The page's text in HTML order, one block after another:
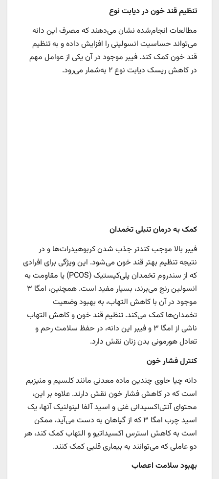
تنظیم قند خون در دیابت نوع
مطالعات انجام‌شده نشان می‌دهند که مصرف این دانه
می‌تواند حساسیت انسولینی را افزایش داده و به تنظیم
قند خون کمک کند. فیبر موجود در آن یکی از عوامل مهم
در کاهش ریسک دیابت نوع ۲ به‌شمار می‌رود.
کمک به درمان تنبلی تخمدان
فیبر بالا موجب کندتر جذب شدن کربوهیدرات‌ها و در
نتیجه تنظیم بهتر قند خون می‌شود. این ویژگی برای افرادی
که از سندروم تخمدان پلی‌کیستیک (PCOS) یا مقاومت به
انسولین رنج می‌برند، بسیار مفید است. همچنین، امگا ۳
موجود در آن با کاهش التهاب، به بهبود وضعیت
تخمدان‌ها کمک می‌کند. تنظیم قند خون و کاهش التهاب
ناشی از امگا ۳ و فیبر این دانه، در حفظ سلامت رحم و
تعادل هورمونی بدن زنان نقش دارد.
کنترل فشار خون
دانه چیا حاوی چندین ماده معدنی مانند کلسیم و منیزیم
است که در کاهش فشار خون نقش دارند. علاوه بر این،
محتوای آنتی‌اکسیدانی غنی و اسید آلفا لینولنیک آنها، یک
اسید چرب امگا ۳ که از گیاهان به دست می‌آید، ممکن
است به کاهش استرس اکسیداتیو و التهاب کمک کند، هر
دو عاملی که می‌توانند به بیماری قلبی کمک کنند.
بهبود سلامت اعصاب